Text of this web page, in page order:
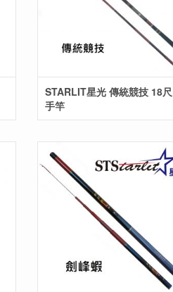
STARLIT星光 傳統競技 18尺
手竿